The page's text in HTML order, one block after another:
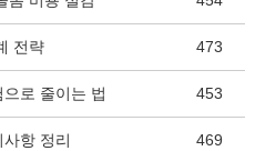
전략 473
로 줄이는 법 453
항 정리 469